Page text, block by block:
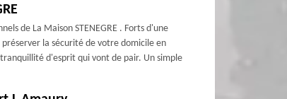
de La Maison STENEGRE . Forts d'une
la sécurité de votre domicile en
d'esprit qui vont de pair. Un simple